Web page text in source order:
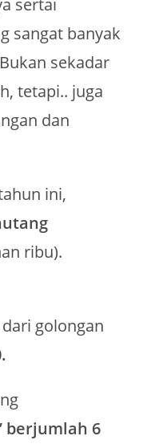
sertai
sangat banyak
sekadar
tetapi.. juga
dan
ini,
ribu).
golongan
berjumlah 6